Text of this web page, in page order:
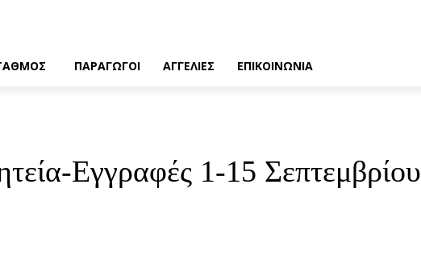
ΠΑΡΑΓΩΓΟΙ ΑΓΓΕΛΙΕΣ ΕΠΙΚΟΙΝΩΝΙΑ
Εγγραφές 1-15 Σεπτεμβρίου